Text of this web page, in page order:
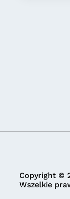
Copyright ©
Wszelkie